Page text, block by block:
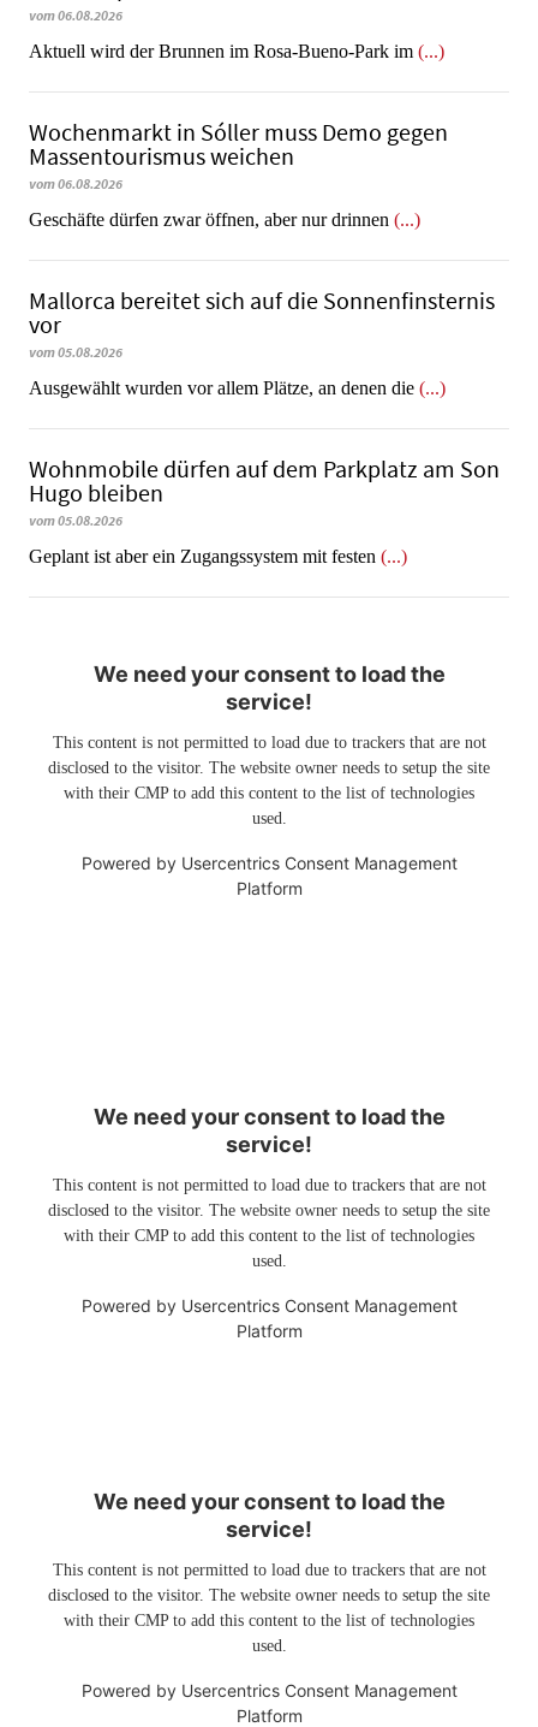
vom 06.08.2026
Aktuell wird der Brunnen im Rosa-Bueno-Park im (...)
Wochenmarkt in Sóller muss Demo gegen
Massentourismus weichen
vom 06.08.2026
Geschäfte dürfen zwar öffnen, aber nur drinnen (...)
Mallorca bereitet sich auf die Sonnenfinsternis
vor
vom 05.08.2026
Ausgewählt wurden vor allem Plätze, an denen die (...)
Wohnmobile dürfen auf dem Parkplatz am Son
Hugo bleiben
vom 05.08.2026
Geplant ist aber ein Zugangssystem mit festen (...)
We need your consent to load the
service!
This content is not permitted to load due to trackers that are not
disclosed to the visitor. The website owner needs to setup the site
with their CMP to add this content to the list of technologies
used.
Powered by Usercentrics Consent Management
Platform
We need your consent to load the
service!
This content is not permitted to load due to trackers that are not
disclosed to the visitor. The website owner needs to setup the site
with their CMP to add this content to the list of technologies
used.
Powered by Usercentrics Consent Management
Platform
We need your consent to load the
service!
This content is not permitted to load due to trackers that are not
disclosed to the visitor. The website owner needs to setup the site
with their CMP to add this content to the list of technologies
used.
Powered by Usercentrics Consent Management
Platform